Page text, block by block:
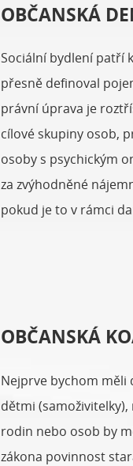
OBČANSKÁ
Sociální bydlení patří
přesně definoval
právní úprava je
cílové skupiny osob,
osoby s psychickým
za zvýhodněné
pokud je to v rámci
OBČANSKÁ
Nejprve bychom měli
dětmi
rodin nebo osob by
zákona povinnost